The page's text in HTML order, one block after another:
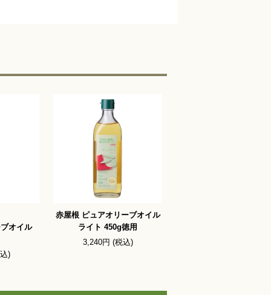
オイル
)
赤屋根 ピュアオリーブオイル
ライト 450g徳用
3,240円 (税込)